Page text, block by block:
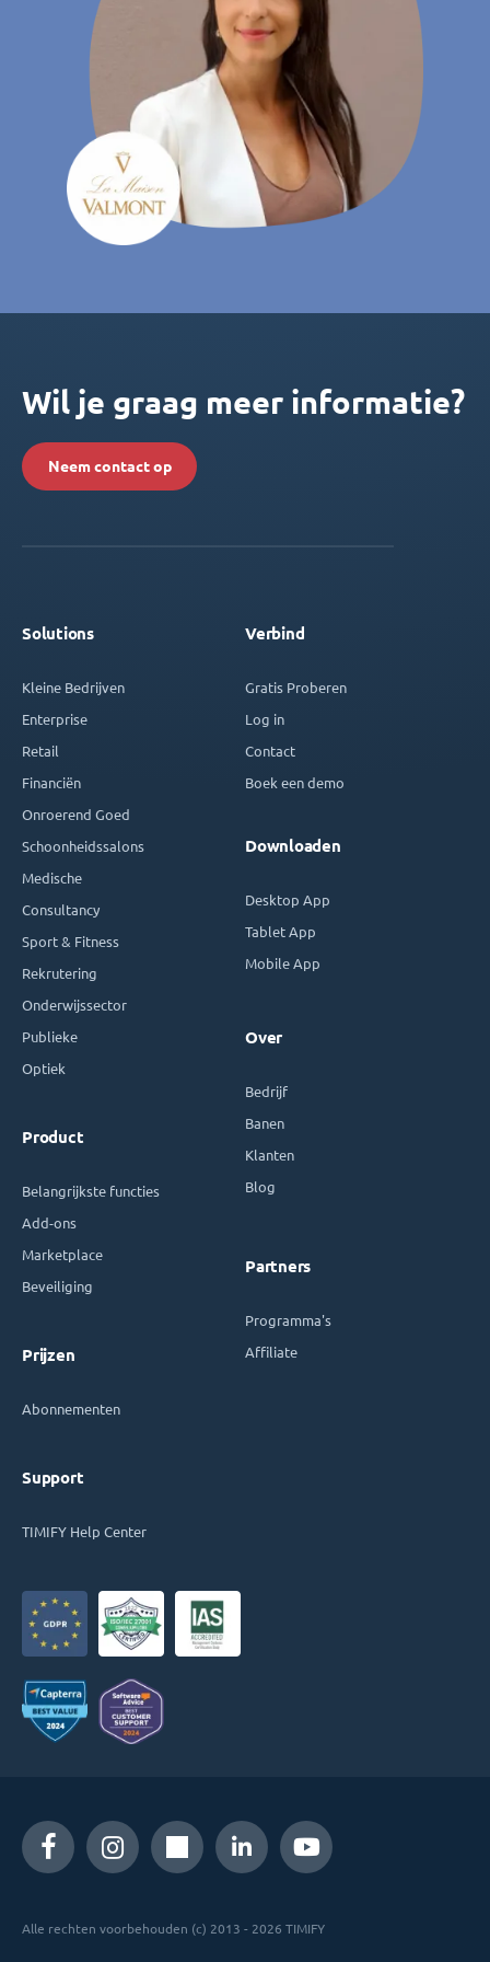
Wil je graag meer informatie?
Neem contact op
Solutions
Kleine Bedrijven
Enterprise
Retail
Financiën
Onroerend Goed
Schoonheidssalons
Medische
Consultancy
Sport & Fitness
Rekrutering
Onderwijssector
Publieke
Optiek
Product
Belangrijkste functies
Add-ons
Marketplace
Beveiliging
Prijzen
Abonnementen
Support
TIMIFY Help Center
Verbind
Gratis Proberen
Log in
Contact
Boek een demo
Downloaden
Desktop App
Tablet App
Mobile App
Over
Bedrijf
Banen
Klanten
Blog
Partners
Programma's
Affiliate
Alle rechten voorbehouden (c) 2013 - 2026 TIMIFY